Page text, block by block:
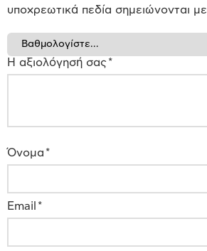
υποχρεωτικά πεδία σημειώνονται με
Η αξιολόγησή σας *
Όνομα *
Email *